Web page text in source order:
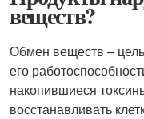
веществ?
Обмен веществ –
его
накопившиеся
восстанавливать